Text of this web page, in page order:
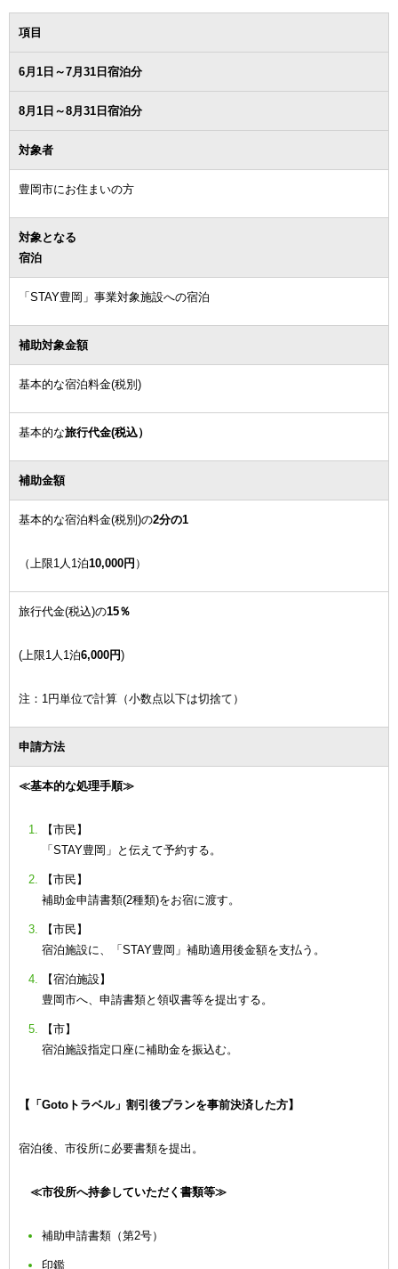
項目
6月1日～7月31日宿泊分
8月1日～8月31日宿泊分
対象者
豊岡市にお住まいの方
対象となる
宿泊
「STAY豊岡」事業対象施設への宿泊
補助対象金額
基本的な宿泊料金(税別)
基本的な旅行代金(税込）
補助金額
基本的な宿泊料金(税別)の2分の1
（上限1人1泊10,000円 ）
旅行代金(税込)の15％
(上限1人1泊6,000円)
注：1円単位で計算（小数点以下は切捨て）
申請方法
≪基本的な処理手順≫
【市民】
「STAY豊岡」と伝えて予約する。
【市民】
補助金申請書類(2種類)をお宿に渡す。
【市民】
宿泊施設に、「STAY豊岡」補助適用後金額を支払う。
【宿泊施設】
豊岡市へ、申請書類と領収書等を提出する。
【市】
宿泊施設指定口座に補助金を振込む。
【「Gotoトラベル」割引後プランを事前決済した方】
宿泊後、市役所に必要書類を提出。
≪市役所へ持参していただく書類等≫
補助申請書類（第2号）
印鑑